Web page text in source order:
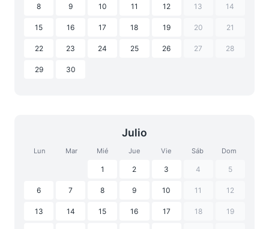
8 9 10 11 12 13 14
15 16 17 18 19 20 21
22 23 24 25 26 27 28
29 30
Julio
Lun Mar Mié Jue Vie Sáb Dom
1 2 3 4 5
6 7 8 9 10 11 12
13 14 15 16 17 18 19